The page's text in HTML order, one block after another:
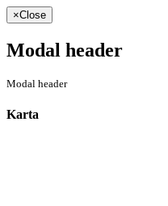
×Close
Modal header
Modal header
Karta